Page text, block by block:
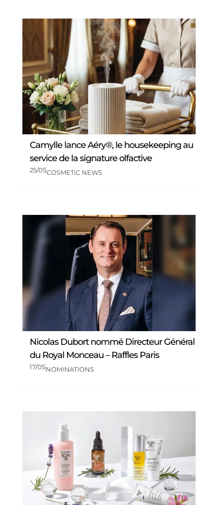
Camylle lance Aéry®, le housekeeping au
service de la signature olfactive
25/05COSMETIC NEWS
Nicolas Dubort nommé Directeur Général
du Royal Monceau – Raffles Paris
17/05NOMINATIONS